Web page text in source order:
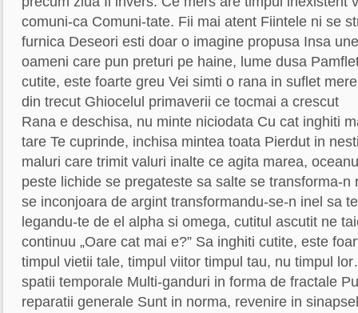
comuni-ca Comuni-tate. Fii mai atent Fiintele ni se
furnica Deseori esti doar o imagine propusa Insa
oameni care pun preturi pe haine, lume dusa
cutite, este foarte greu Vei simti o rana in suflet
din trecut Ghiocelul primaverii ce tocmai a crescut
Rana e deschisa, nu minte niciodata Cu cat inghiti
tare Te cuprinde, inchisa mintea toata Pierdut in
maluri care trimit valuri inalte ce agita marea,
peste lichide se pregateste sa salte se transforma-n
se inconjoara de argint transformandu-se-n inel sa
legandu-te de el alpha si omega, cutitul ascutit ne
continuu „Oare cat mai e?” Sa inghiti cutite, este
timpul vietii tale, timpul viitor timpul tau, nu timpul
spatii temporale Multi-ganduri in forma de fractale
reparatii generale Sunt in norma, revenire in